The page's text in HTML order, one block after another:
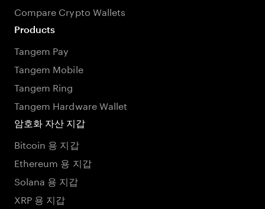
Compare Crypto Wallets
Products
Tangem Pay
Tangem Mobile
Tangem Ring
Tangem Hardware Wallet
암호화 자산 지갑
Bitcoin 용 지갑
Ethereum 용 지갑
Solana 용 지갑
XRP 용 지갑